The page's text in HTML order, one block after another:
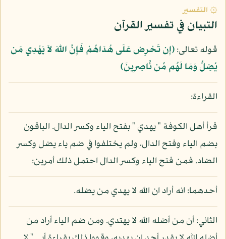
۞ التفسير
التبيان في تفسير القرآن
قوله تعالى:﴿إِن تَحْرِصْ عَلَى هُدَاهُمْ فَإِنَّ اللّهَ لاَ يَهْدِي مَن
يُضِلُّ وَمَا لَهُم مِّن نَّاصِرِينَ﴾
القراءة:
قرأ أهل الكوفة " يهدي " بفتح الياء وكسر الدال. الباقون
بضم الياء وفتح الدال، ولم يختلفوا في ضم ياء يضل وكسر
الضاد. فمن فتح الياء وكسر الدال احتمل ذلك أمرين:
أحدهما: انه أراد ان الله لا يهدي من يضله.
الثاني: أن من أضله الله لا يهتدي. ومن ضم الياء أراد من